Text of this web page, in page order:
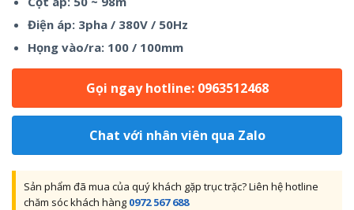
Điện áp: 3pha / 380V / 50Hz
Họng vào/ra: 100 / 100mm
Gọi ngay hotline: 0963512468
Chat với nhân viên qua Zalo
Sản phẩm đã mua của quý khách gặp trục trặc? Liên hệ hotline
chăm sóc khách hàng 0972 567 688